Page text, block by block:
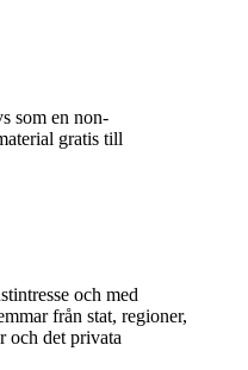
som en non-
gratis till
och med
från stat, regioner,
och det privata